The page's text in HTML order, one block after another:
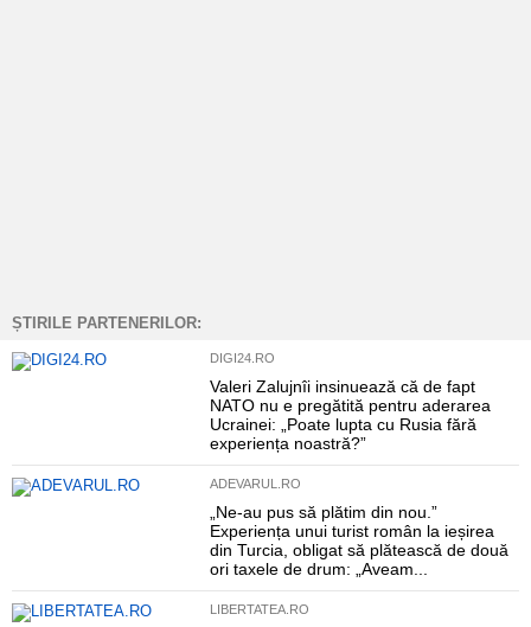
ȘTIRILE PARTENERILOR:
DIGI24.RO
Valeri Zalujnîi insinuează că de fapt
NATO nu e pregătită pentru aderarea
Ucrainei: „Poate lupta cu Rusia fără
experiența noastră?”
ADEVARUL.RO
„Ne-au pus să plătim din nou.”
Experiența unui turist român la ieșirea
din Turcia, obligat să plătească de două
ori taxele de drum: „Aveam...
LIBERTATEA.RO